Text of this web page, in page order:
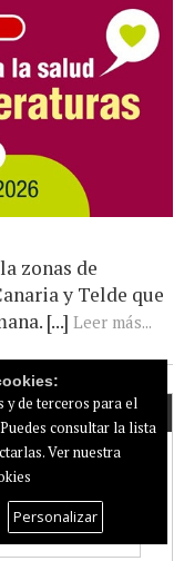
zonas de
y Telde que
[...] Leer más...
y de terceros para el
consultar la lista
Ver nuestra
Personalizar